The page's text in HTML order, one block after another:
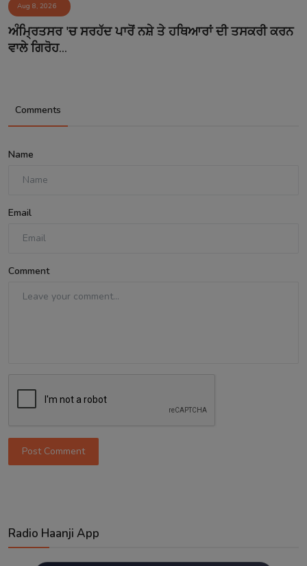
Aug 8, 2026
ਅੰਮ੍ਰਿਤਸਰ 'ਚ ਸਰਹੱਦ ਪਾਰੋਂ ਨਸ਼ੇ ਤੇ ਹਥਿਆਰਾਂ ਦੀ ਤਸਕਰੀ ਕਰਨ
ਵਾਲੇ ਗਿਰੋਹ...
Comments
Name
Email
Comment
Post Comment
Radio Haanji App